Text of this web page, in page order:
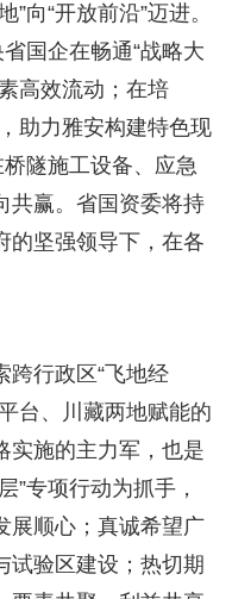
向“开放前沿”迈进。
国企在畅通“战略大
高效流动；在培
助力雅安构建特色现
隧施工设备、应急
共赢。省国资委将持
的坚强领导下，在各
跨行政区“飞地经
台、川藏两地赋能的
实施的主力军，也是
”专项行动为抓手，
展顺心；真诚希望广
试验区建设；热切期